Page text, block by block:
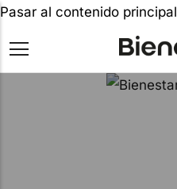
Pasar al contenido principal